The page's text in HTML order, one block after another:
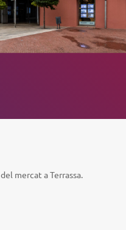
mercat a Terrassa.